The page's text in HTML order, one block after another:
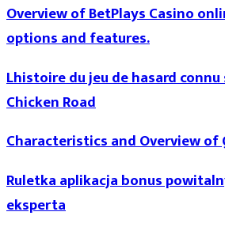
Overview of BetPlays Casino
options and features.
Lhistoire du jeu de hasard
Chicken Road
Characteristics and Overview of
Ruletka aplikacja bonus
eksperta